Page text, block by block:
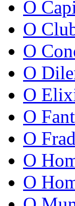
O
O
O
O
O
O
O
O
O